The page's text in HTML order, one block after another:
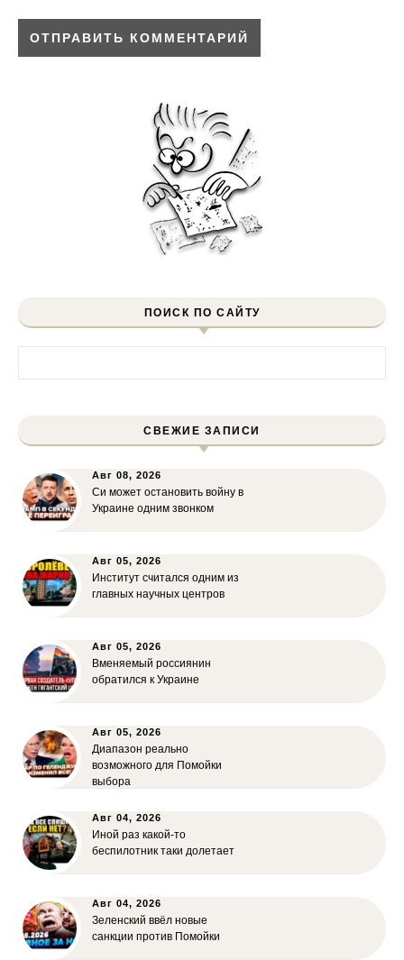
ПОИСК ПО САЙТУ
СВЕЖИЕ ЗАПИСИ
Авг 08, 2026
Си может остановить войну в
Украине одним звонком
Авг 05, 2026
Институт считался одним из
главных научных центров
Авг 05, 2026
Вменяемый россиянин
обратился к Украине
Авг 05, 2026
Диапазон реально
возможного для Помойки
выбора
Авг 04, 2026
Иной раз какой-то
беспилотник таки долетает
Авг 04, 2026
Зеленский ввёл новые
санкции против Помойки